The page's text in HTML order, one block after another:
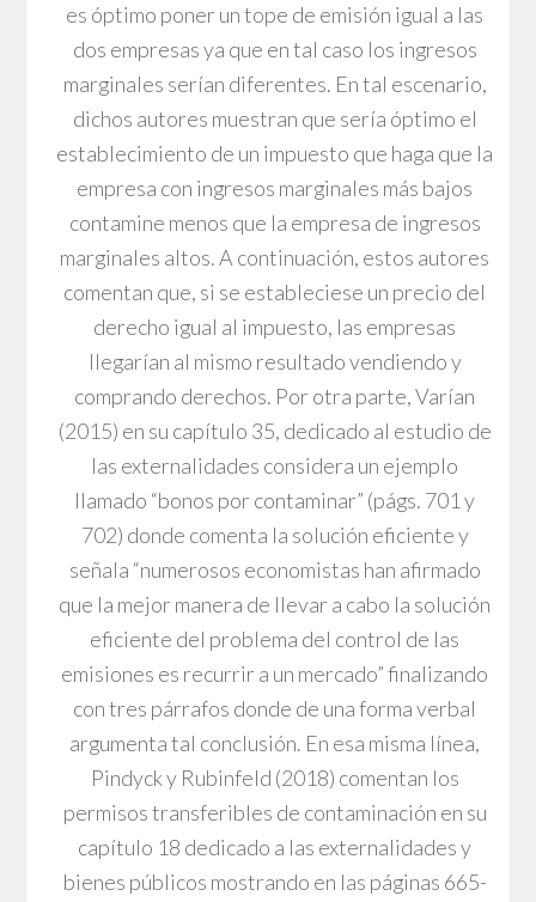
es óptimo poner un tope de emisión igual a las
dos empresas ya que en tal caso los ingresos
marginales serían diferentes. En tal escenario,
dichos autores muestran que sería óptimo el
establecimiento de un impuesto que haga que la
empresa con ingresos marginales más bajos
contamine menos que la empresa de ingresos
marginales altos. A continuación, estos autores
comentan que, si se estableciese un precio del
derecho igual al impuesto, las empresas
llegarían al mismo resultado vendiendo y
comprando derechos. Por otra parte, Varían
(2015) en su capítulo 35, dedicado al estudio de
las externalidades considera un ejemplo
llamado “bonos por contaminar” (págs. 701 y
702) donde comenta la solución eficiente y
señala “numerosos economistas han afirmado
que la mejor manera de llevar a cabo la solución
eficiente del problema del control de las
emisiones es recurrir a un mercado” finalizando
con tres párrafos donde de una forma verbal
argumenta tal conclusión. En esa misma línea,
Pindyck y Rubinfeld (2018) comentan los
permisos transferibles de contaminación en su
capítulo 18 dedicado a las externalidades y
bienes públicos mostrando en las páginas 665-